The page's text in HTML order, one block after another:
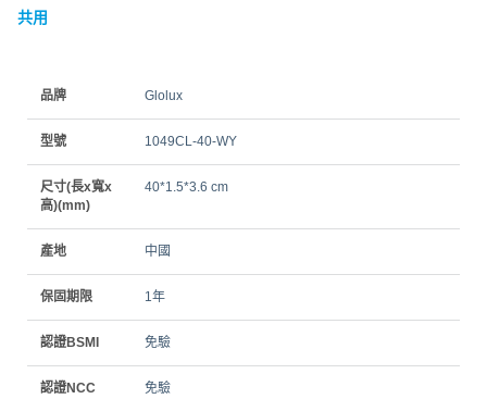
共用
品牌 Glolux
型號 1049CL-40-WY
尺寸(長x寬x
高)(mm)
40*1.5*3.6 cm
產地 中國
保固期限 1年
認證BSMI 免驗
認證NCC 免驗